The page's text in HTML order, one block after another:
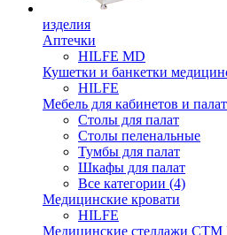
изделия
Аптечки
HILFE MD
Кушетки и банкетки
HILFE
Мебель для кабинетов и
Столы для палат
Столы пеленальные
Тумбы для палат
Шкафы для палат
Все категории (4)
Медицинские кровати
HILFE
Медицинские стеллажи CTM